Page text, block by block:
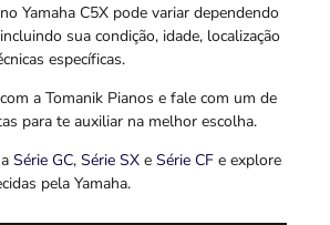
Yamaha C5X pode variar dependendo
sua condição, idade, localização
específicas.
a Tomanik Pianos e fale com um de
para te auxiliar na melhor escolha.
Série GC, Série SX e Série CF e explore
pela Yamaha.